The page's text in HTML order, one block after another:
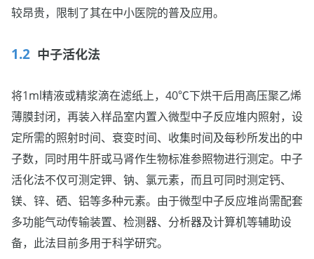
较昂贵，限制了其在中小医院的普及应用。
中子活化法
将1ml精液或精浆滴在滤纸上，40℃下烘干后用高压聚乙烯
薄膜封闭，再装入样品室内置入微型中子反应堆内照射，设
定所需的照射时间、衰变时间、收集时间及每秒所发出的中
子数，同时用牛肝或马肾作生物标准参照物进行测定。中子
活化法不仅可测定钾、钠、氯元素，而且可同时测定钙、
镁、锌、硒、铝等多种元素。由于微型中子反应堆尚需配套
多功能气动传输装置、检测器、分析器及计算机等辅助设
备，此法目前多用于科学研究。